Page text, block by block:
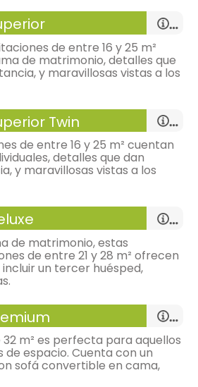
cuarto de baño. Incluye:
de entre 16 y 25 m²
de matrimonio, detalles que
y maravillosas vistas a los
cuarto de baño. Incluye:
ducha,
Twin
de entre 16 y 25 m² cuentan
detalles que dan
y maravillosas vistas a los
cuarto de baño. Incluye:
de matrimonio, estas
de entre 21 y 28 m² ofrecen
incluir un tercer huésped,
varias camas
m² es perfecta para aquellos
de espacio. Cuenta con un
sofá convertible en cama,